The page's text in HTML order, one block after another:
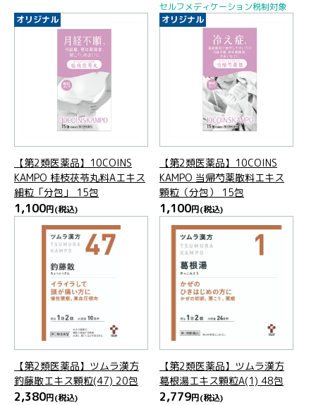
セルフメディケーション税制対象
オリジナル
【第2類医薬品】10COINS
KAMPO 桂枝茯苓丸料Aエキス
細粒「分包」 15包
1,100円(税込)
オリジナル
【第2類医薬品】10COINS
KAMPO 当帰芍薬散料エキス
顆粒（分包） 15包
1,100円(税込)
【第2類医薬品】ツムラ漢方
釣藤散エキス顆粒(47) 20包
2,380円(税込)
【第2類医薬品】ツムラ漢方
葛根湯エキス顆粒A(1) 48包
2,779円(税込)